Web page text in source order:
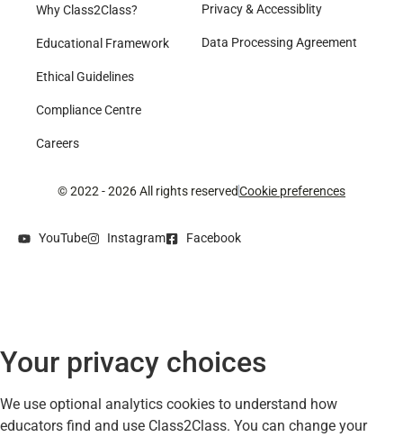
Why Class2Class?
Educational Framework
Ethical Guidelines
Compliance Centre
Careers
Privacy & Accessiblity
Data Processing Agreement
© 2022 - 2026 All rights reservedCookie preferences
YouTube Instagram Facebook
Your privacy choices
We use optional analytics cookies to understand how
educators find and use Class2Class. You can change your